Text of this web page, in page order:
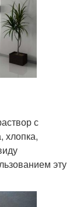
с
хлопка,
эту